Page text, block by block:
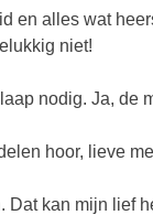
en alles wat
niet!
nodig. Ja,
hoor, lieve
Dat kan mijn lief